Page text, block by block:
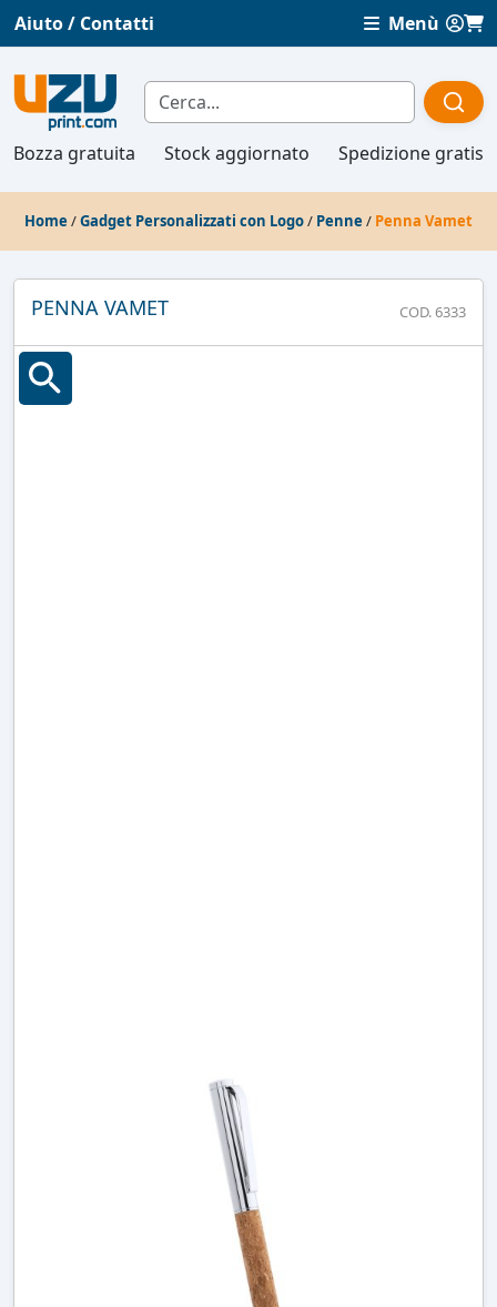
Aiuto / Contatti Menù
Bozza gratuita Stock aggiornato Spedizione gratis
Home /Gadget Personalizzati con Logo/ Penne / Penna Vamet
PENNA VAMET COD. 6333